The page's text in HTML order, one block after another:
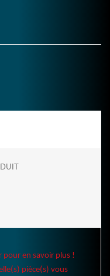
pour en savoir plus !
pièce(s) vous